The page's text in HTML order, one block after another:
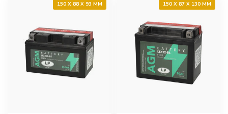
150 X 88 X 93 MM 150 X 87 X 130 MM